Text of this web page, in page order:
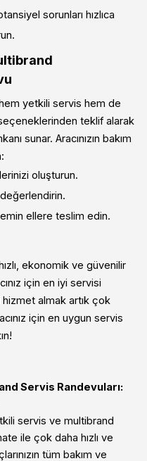
sorunları hızlıca
yetkili servis hem de
teklif alarak
sunar. Aracınızın bakım
oluşturun.
değerlendirin.
emin ellere teslim edin.
ekonomik ve güvenilir
için en iyi servisi
almak artık çok
için en uygun servis
Servis Randevuları:
servis ve multibrand
ile çok daha hızlı ve
tüm bakım ve